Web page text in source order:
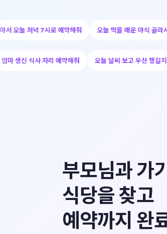
조용한 식당 찾아서 오늘 저녁 7시로 예약해줘 오늘 먹
자리 예약해줘 오늘 날씨 보고 우산 챙길지 브리핑해줘
부모님과 가
식당을 찾고
예약까지 완